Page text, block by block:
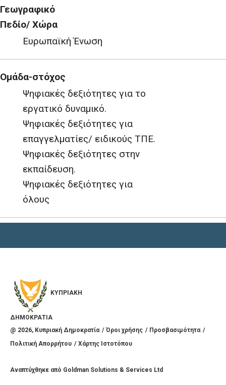
Γεωγραφικό
Πεδίο/ Χώρα
Ευρωπαϊκή Ένωση
Ομάδα-στόχος
Ψηφιακές δεξιότητες για το
εργατικό δυναμικό.
Ψηφιακές δεξιότητες για
επαγγελματίες/ ειδικούς ΤΠΕ.
Ψηφιακές δεξιότητες στην
εκπαίδευση.
Ψηφιακές δεξιότητες για
όλους
ΚΥΠΡΙΑΚΗ
ΔΗΜΟΚΡΑΤΙΑ
@ 2026, Κυπριακή Δημοκρατία Όροι χρήσης
Προσβασιμότητα
Πολιτική Απορρήτου
Χάρτης Ιστοτόπου
Αναπτύχθηκε από Goldman Solutions & Services Ltd